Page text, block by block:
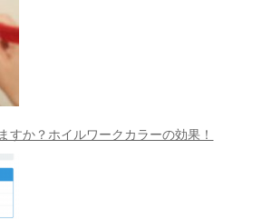
すか？ホイルワークカラーの効果！